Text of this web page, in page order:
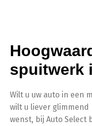
spuitwerk
Wilt u uw auto in een
wilt u liever glimmend
wenst, bij Auto Select